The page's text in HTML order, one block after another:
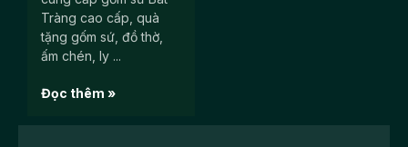
Tràng cao cấp, quà
tặng gốm sứ, đồ thờ,
ấm chén, ly ...
Đọc thêm »